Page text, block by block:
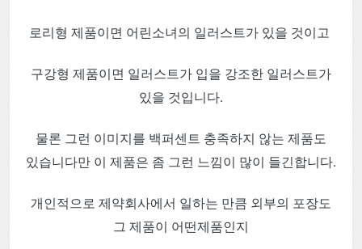
로리형 제품이면 어린소녀의 일러스트가 있을 것이고
구강형 제품이면 일러스트가 입을 강조한 일러스트가
있을 것입니다.
물론 그런 이미지를 백퍼센트 충족하지 않는 제품도
있습니다만 이 제품은 좀 그런 느낌이 많이 들긴합니다.
개인적으로 제약회사에서 일하는 만큼 외부의 포장도
그 제품이 어떤제품인지